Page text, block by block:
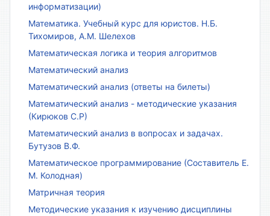
информатизации)
Математика. Учебный курс для юристов. Н.Б.
Тихомиров, А.М. Шелехов
Математическая логика и теория алгоритмов
Математический анализ
Математический анализ (ответы на билеты)
Математический анализ - методические указания
(Кирюков С.Р)
Математический анализ в вопросах и задачах.
Бутузов В.Ф.
Математическое программирование (Составитель Е.
М. Колодная)
Матричная теория
Методические указания к изучению дисциплины